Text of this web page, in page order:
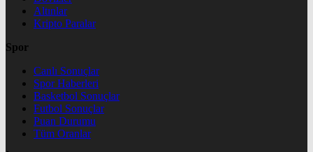
Altınlar
Kripto Paralar
Spor
Canlı Sonuçlar
Spor Haberleri
Basketbol Sonuçlar
Futbol Sonuçlar
Puan Durumu
Tüm Oranlar